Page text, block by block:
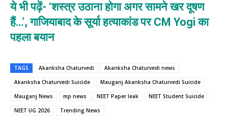
ये भी पढ़ें- ‘शस्त्र उठाना होगा अगर सामने खर दूषण
हैं…’, गाजियाबाद के सूर्या हत्याकांड पर CM Yogi का
पहला बयान
TAGS Akanksha Chaturvedi
Akanksha Chaturvedi news
Akanksha Chaturvedi Suicide
Mauganj Akanksha Chaturvedi Suicide
Mauganj News
mp news NEET Paper leak
NEET Student Suicide
NEET UG 2026
Trending News